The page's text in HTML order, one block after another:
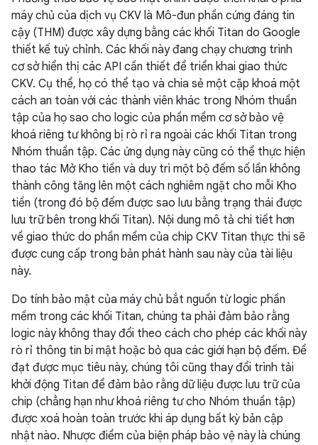
máy chủ của dịch vụ CKV là Mô-đun phần cứng đáng tin
cậy (THM) được xây dựng bằng các khối Titan do Google
thiết kế tuỳ chỉnh. Các khối này đang chạy chương trình
cơ sở hiển thị các API cần thiết để triển khai giao thức
CKV. Cụ thể, họ có thể tạo và chia sẻ một cặp khoá một
cách an toàn với các thành viên khác trong Nhóm thuần
tập của họ sao cho logic của phần mềm cơ sở bảo vệ
khoá riêng tư không bị rò rỉ ra ngoài các khối Titan trong
Nhóm thuần tập. Các ứng dụng này cũng có thể thực hiện
thao tác Mở Kho tiền và duy trì một bộ đếm số lần không
thành công tăng lên một cách nghiêm ngặt cho mỗi Kho
tiền (trong đó bộ đếm được sao lưu bằng trạng thái được
lưu trữ bên trong khối Titan). Nội dung mô tả chi tiết hơn
về giao thức do phần mềm của chip CKV Titan thực thi sẽ
được cung cấp trong bản phát hành sau này của tài liệu
này.
Do tính bảo mật của máy chủ bắt nguồn từ logic phần
mềm trong các khối Titan, chúng ta phải đảm bảo rằng
logic này không thay đổi theo cách cho phép các khối này
rò rỉ thông tin bí mật hoặc bỏ qua các giới hạn bộ đếm. Để
đạt được mục tiêu này, chúng tôi cũng thay đổi trình tải
khởi động Titan để đảm bảo rằng dữ liệu được lưu trữ của
chip (chẳng hạn như khoá riêng tư cho Nhóm thuần tập)
được xoá hoàn toàn trước khi áp dụng bất kỳ bản cập
nhật nào. Nhược điểm của biện pháp bảo vệ này là chúng